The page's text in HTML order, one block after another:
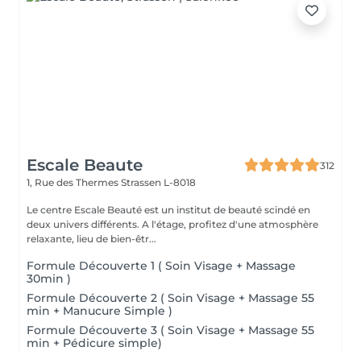
Escale Beaute
312
1, Rue des Thermes Strassen L-8018
Le centre Escale Beauté est un institut de beauté scindé en
deux univers différents. A l'étage, profitez d'une atmosphère
relaxante, lieu de bien-êtr...
Formule Découverte 1 ( Soin Visage + Massage
30min )
Formule Découverte 2 ( Soin Visage + Massage 55
min + Manucure Simple )
Formule Découverte 3 ( Soin Visage + Massage 55
min + Pédicure simple)